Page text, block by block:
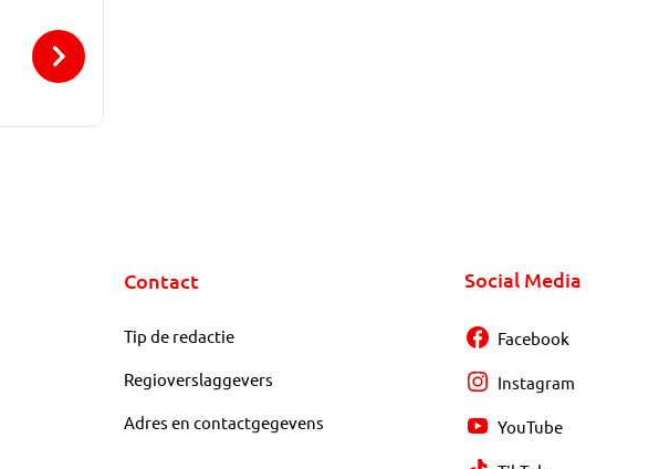
Contact
Tip de redactie
Regioverslaggevers
Adres en contactgegevens
Social Media
Facebook
Instagram
YouTube